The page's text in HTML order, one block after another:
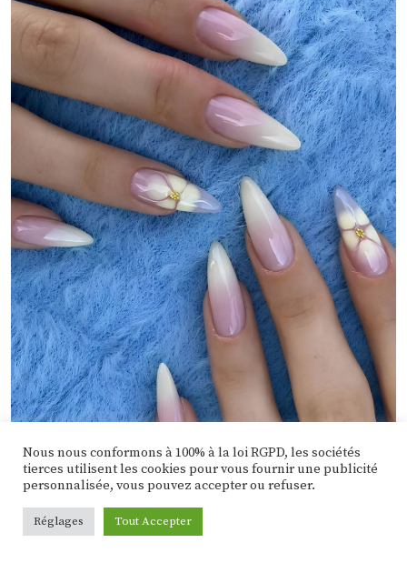
@serase.nails
Nous nous conformons à 100% à la loi RGPD, les sociétés
tierces utilisent les cookies pour vous fournir une publicité
personnalisée, vous pouvez accepter ou refuser.
Réglages Tout Accepter